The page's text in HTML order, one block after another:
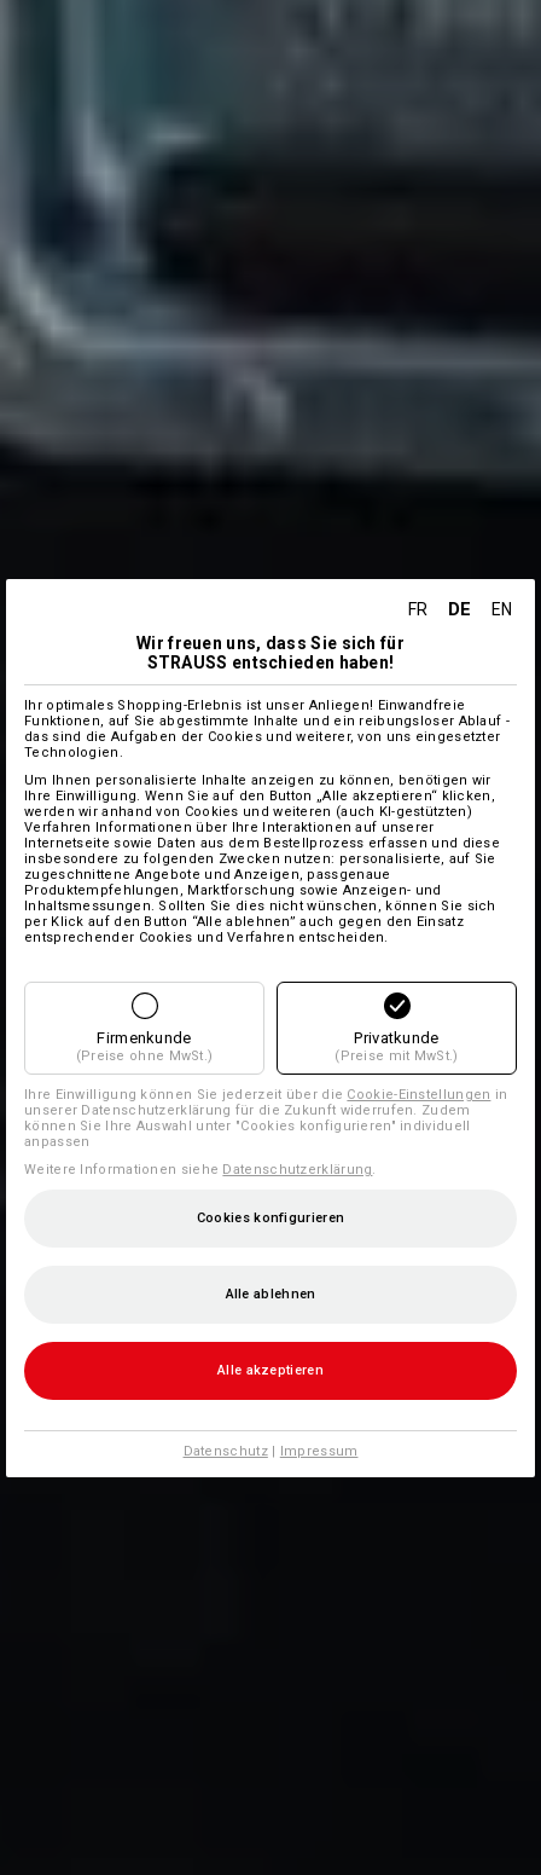
FR DE
EN
Wir freuen uns, dass Sie sich für
STRAUSS entschieden haben!
Ihr optimales Shopping-Erlebnis ist unser Anliegen! Einwandfreie
Funktionen, auf Sie abgestimmte Inhalte und ein reibungsloser Ablauf -
das sind die Aufgaben der Cookies und weiterer, von uns eingesetzter
Technologien.
Um Ihnen personalisierte Inhalte anzeigen zu können, benötigen wir
Ihre Einwilligung. Wenn Sie auf den Button „Alle akzeptieren“ klicken,
werden wir anhand von Cookies und weiteren (auch KI-gestützten)
Verfahren Informationen über Ihre Interaktionen auf unserer
Internetseite sowie Daten aus dem Bestellprozess erfassen und diese
insbesondere zu folgenden Zwecken nutzen: personalisierte, auf Sie
zugeschnittene Angebote und Anzeigen, passgenaue
Produktempfehlungen, Marktforschung sowie Anzeigen- und
Inhaltsmessungen. Sollten Sie dies nicht wünschen, können Sie sich
per Klick auf den Button “Alle ablehnen” auch gegen den Einsatz
entsprechender Cookies und Verfahren entscheiden.
Firmenkunde
(Preise ohne MwSt.)
Privatkunde
(Preise mit MwSt.)
Ihre Einwilligung können Sie jederzeit über die Cookie-Einstellungen in
unserer Datenschutzerklärung für die Zukunft widerrufen. Zudem
können Sie Ihre Auswahl unter "Cookies konfigurieren" individuell
anpassen
Weitere Informationen siehe Datenschutzerklärung.
Cookies konfigurieren
Alle ablehnen
Alle akzeptieren
Datenschutz| Impressum